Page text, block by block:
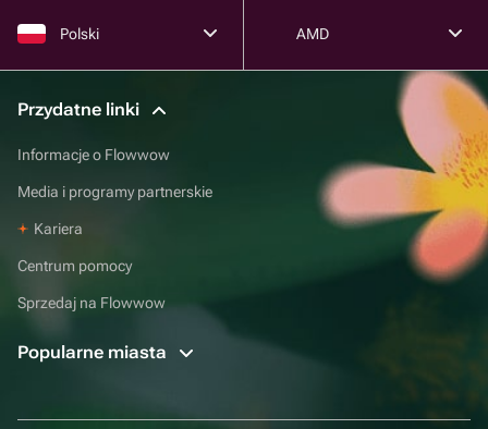
Polski AMD
Przydatne linki
Informacje o Flowwow
Media i programy partnerskie
Kariera
Centrum pomocy
Sprzedaj na Flowwow
Popularne miasta